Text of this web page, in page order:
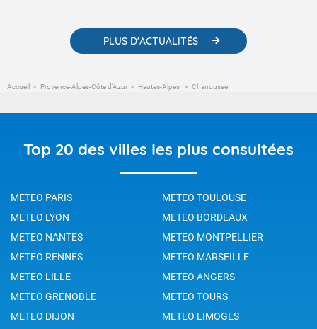
PLUS D'ACTUALITÉS
Accueil Provence-Alpes-Côte d'Azur Hautes-Alpes Chanousse
Top 20 des villes les plus consultées
METEO PARIS
METEO TOULOUSE
METEO LYON
METEO BORDEAUX
METEO NANTES
METEO MONTPELLIER
METEO RENNES
METEO MARSEILLE
METEO LILLE
METEO ANGERS
METEO GRENOBLE
METEO TOURS
METEO DIJON
METEO LIMOGES